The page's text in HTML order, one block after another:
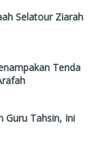
Selatour Ziarah
Tenda
Guru Tahsin, Ini